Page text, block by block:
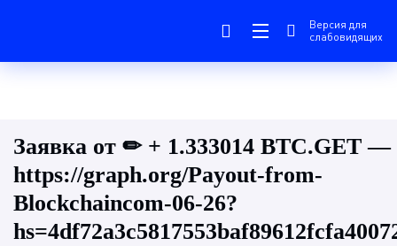
Версия для
слабовидящих
Заявка от ✏ + 1.333014 BTC.GET —
https://graph.org/Payout-from-
Blockchaincom-06-26?